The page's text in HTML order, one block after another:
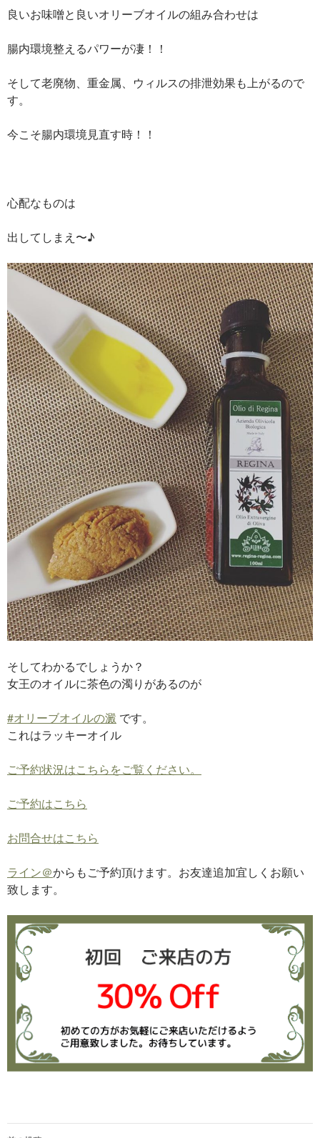
良いお味噌と良いオリーブオイルの組み合わせは
腸内環境整えるパワーが凄！！
そして老廃物、重金属、ウィルスの排泄効果も上がるので
す。
今こそ腸内環境見直す時！！
心配なものは
出してしまえ〜♪
そしてわかるでしょうか？
女王のオイルに茶色の濁りがあるのが
#オリーブオイルの澱 です。
これはラッキーオイル
ご予約状況はこちらをご覧ください。
ご予約はこちら
お問合せはこちら
ライン＠からもご予約頂けます。お友達追加宜しくお願い
致します。